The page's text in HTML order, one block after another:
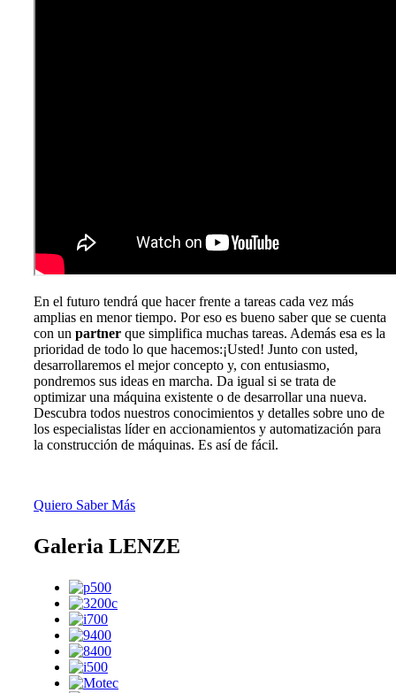
En el futuro tendrá que hacer frente a tareas cada vez más
amplias en menor tiempo. Por eso es bueno saber que se cuenta
con un partner que simplifica muchas tareas. Además esa es la
prioridad de todo lo que hacemos:¡Usted! Junto con usted,
desarrollaremos el mejor concepto y, con entusiasmo,
pondremos sus ideas en marcha. Da igual si se trata de
optimizar una máquina existente o de desarrollar una nueva.
Descubra todos nuestros conocimientos y detalles sobre uno de
los especialistas líder en accionamientos y automatización para
la construcción de máquinas. Es así de fácil.
Quiero Saber Más
Galeria LENZE